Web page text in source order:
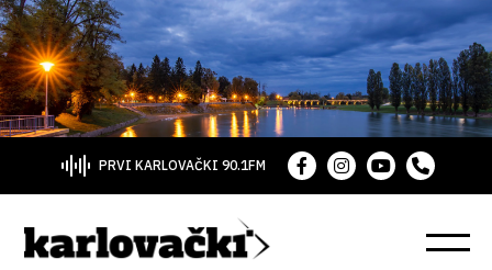
PRVI KARLOVAČKI 90.1FM